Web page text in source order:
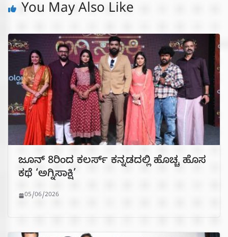
You May Also Like
ಜೂನ್ 8ರಿಂದ ಕಲರ್ಸ್ ಕನ್ನಡದಲ್ಲಿ ಹೊಚ್ಚ ಹೊಸ
ಕಥೆ ‘ಅಗ್ನಿಸಾಕ್ಷಿ’
05/06/2026